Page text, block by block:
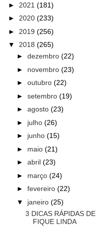
► 2021 (181)
► 2020 (233)
► 2019 (256)
▼ 2018 (265)
► dezembro (22)
► novembro (23)
► outubro (22)
► setembro (19)
► agosto (23)
► julho (26)
► junho (15)
► maio (21)
► abril (23)
► março (24)
► fevereiro (22)
▼ janeiro (25)
3 DICAS RÁPIDAS
FIQUE LINDA